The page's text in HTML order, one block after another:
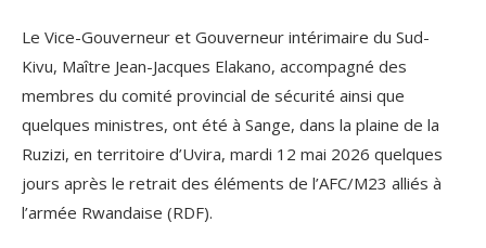
Le Vice-Gouverneur et Gouverneur intérimaire du Sud-
Kivu, Maître Jean-Jacques Elakano, accompagné des
membres du comité provincial de sécurité ainsi que
quelques ministres, ont été à Sange, dans la plaine de la
Ruzizi, en territoire d’Uvira, mardi 12 mai 2026 quelques
jours après le retrait des éléments de l’AFC/M23 alliés à
l’armée Rwandaise (RDF).